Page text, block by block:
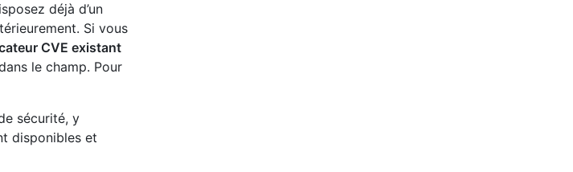
déjà d’un
Si vous
CVE existant
le champ. Pour
sécurité, y
disponibles et